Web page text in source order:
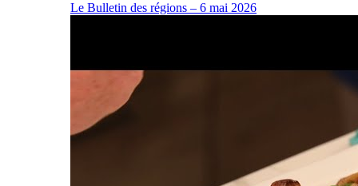
Le Bulletin des régions – 6 mai 2026